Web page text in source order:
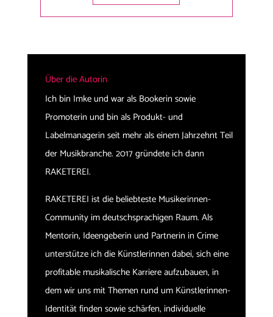
Über die Autorin
Ich bin Imke und war als Bookerin sowie
Promoterin und bin als Produkt- und
Labelmanagerin seit mehr als einem Jahrzehnt Teil
der Musikbranche. 2017 gründete ich dann
RAKETEREI.
RAKETEREI ist die beliebteste Musikerinnen-
Community im deutschsprachigen Raum. Als
Mentorin, Ideengeberin und Partnerin in Crime
unterstütze ich die Künstlerinnen dabei, sich eine
profitable musikalische Karriere aufzubauen, in
dem wir uns mit Themen rund um Künstlerinnen-
Identität finden sowie schärfen, individuelle